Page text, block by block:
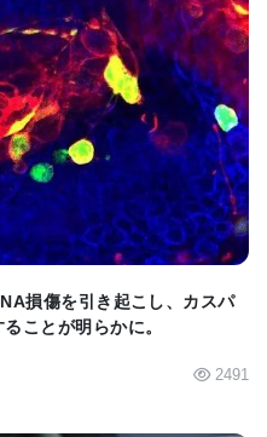
じようなものだ」と述
のために精神病が見逃
では、3分の1強の子ど
の診断を受け、12％が
の既往歴を持ってい
精神病と診断すること
ことを嫌がり、様子を
。しかし、CNVが見つ
JP
損傷を引き起こし、カスパ
ことが明らかに。
2491